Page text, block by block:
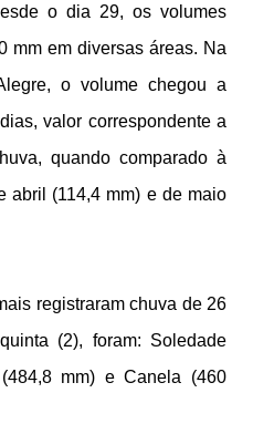
o dia 29, os volumes
mm em diversas áreas. Na
o volume chegou a
valor correspondente a
quando comparado à
abril (114,4 mm) e de maio
registraram chuva de 26
(2), foram: Soledade
mm) e Canela (460